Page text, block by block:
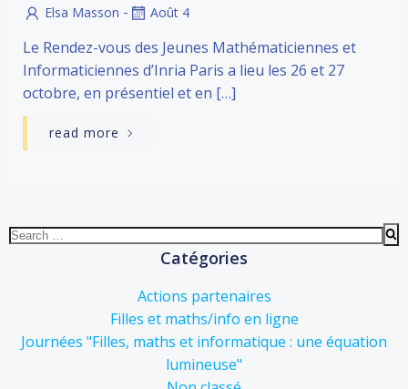
Elsa Masson - Août 4
Le Rendez-vous des Jeunes Mathématiciennes et
Informaticiennes d’Inria Paris a lieu les 26 et 27
octobre, en présentiel et en […]
read more
Search
Catégories
Actions partenaires
Filles et maths/info en ligne
Journées "Filles, maths et informatique : une équation
lumineuse"